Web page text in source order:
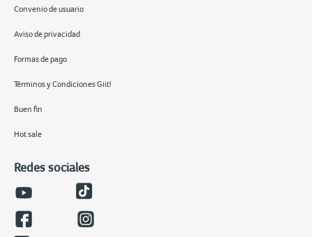
Convenio de usuario
Aviso de privacidad
Formas de pago
Términos y Condiciones Giit!
Buen fin
Hot sale
Redes sociales